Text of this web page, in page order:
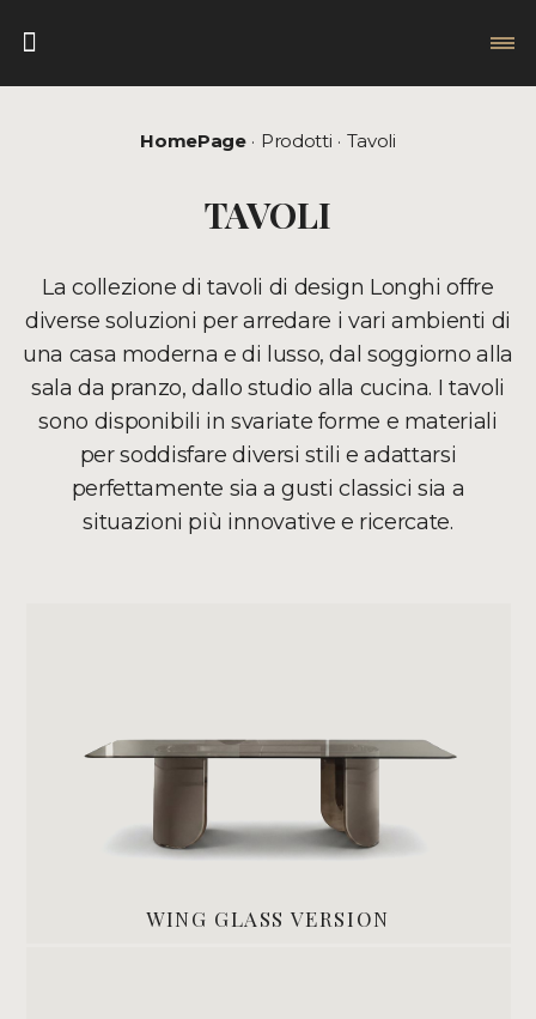
HomePage Prodotti Tavoli
TAVOLI
La collezione di tavoli di design Longhi offre
diverse soluzioni per arredare i vari ambienti di
una casa moderna e di lusso, dal soggiorno alla
sala da pranzo, dallo studio alla cucina. I tavoli
sono disponibili in svariate forme e materiali
per soddisfare diversi stili e adattarsi
perfettamente sia a gusti classici sia a
situazioni più innovative e ricercate.
WING GLASS VERSION